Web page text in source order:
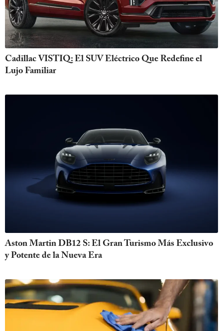
Cadillac VISTIQ: El SUV Eléctrico Que Redefine el
Lujo Familiar
Aston Martin DB12 S: El Gran Turismo Más Exclusivo
y Potente de la Nueva Era